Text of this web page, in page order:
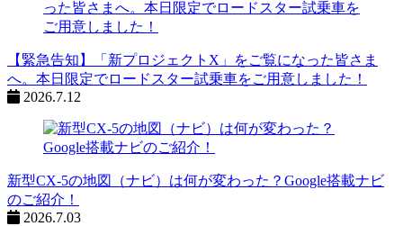
【緊急告知】「新プロジェクトX」をご覧になった皆さま
へ。本日限定でロードスター試乗車をご用意しました！
2026.7.12
新型CX-5の地図（ナビ）は何が変わった？Google搭載ナビ
のご紹介！
2026.7.03